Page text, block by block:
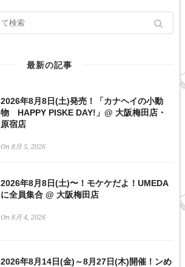
最新の記事
2026年8月8日(土)発売！「カナヘイの小動
物 HAPPY PISKE DAY!」@ 大阪梅田店・
原宿店
On 8月 5, 2026
2026年8月8日(土)〜！モケケだよ！UMEDA
に全員集合 @ 大阪梅田店
On 8月 4, 2026
2026年8月14日(金)～8月27日(木)開催！ンめ